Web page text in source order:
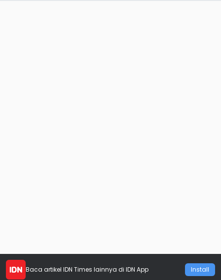
Baca artikel IDN Times lainnya di IDN App Install